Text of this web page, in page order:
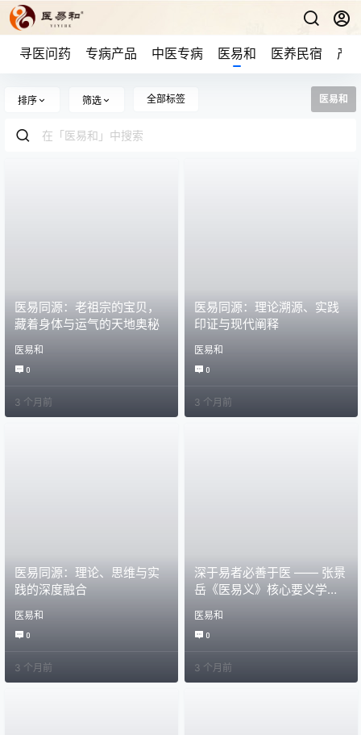
寻医问药 专病产品 中医专病 医易和 医养民宿 产
排序 筛选 全部标签 医易和
医易同源：老祖宗的宝贝，
藏着身体与运气的天地奥秘
医易和
0
3 个月前
医易同源：理论溯源、实践
印证与现代阐释
医易和
0
3 个月前
医易同源：理论、思维与实
践的深度融合
医易和
0
3 个月前
深于易者必善于医 —— 张景
岳《医易义》核心要义学习
医易和
0
3 个月前